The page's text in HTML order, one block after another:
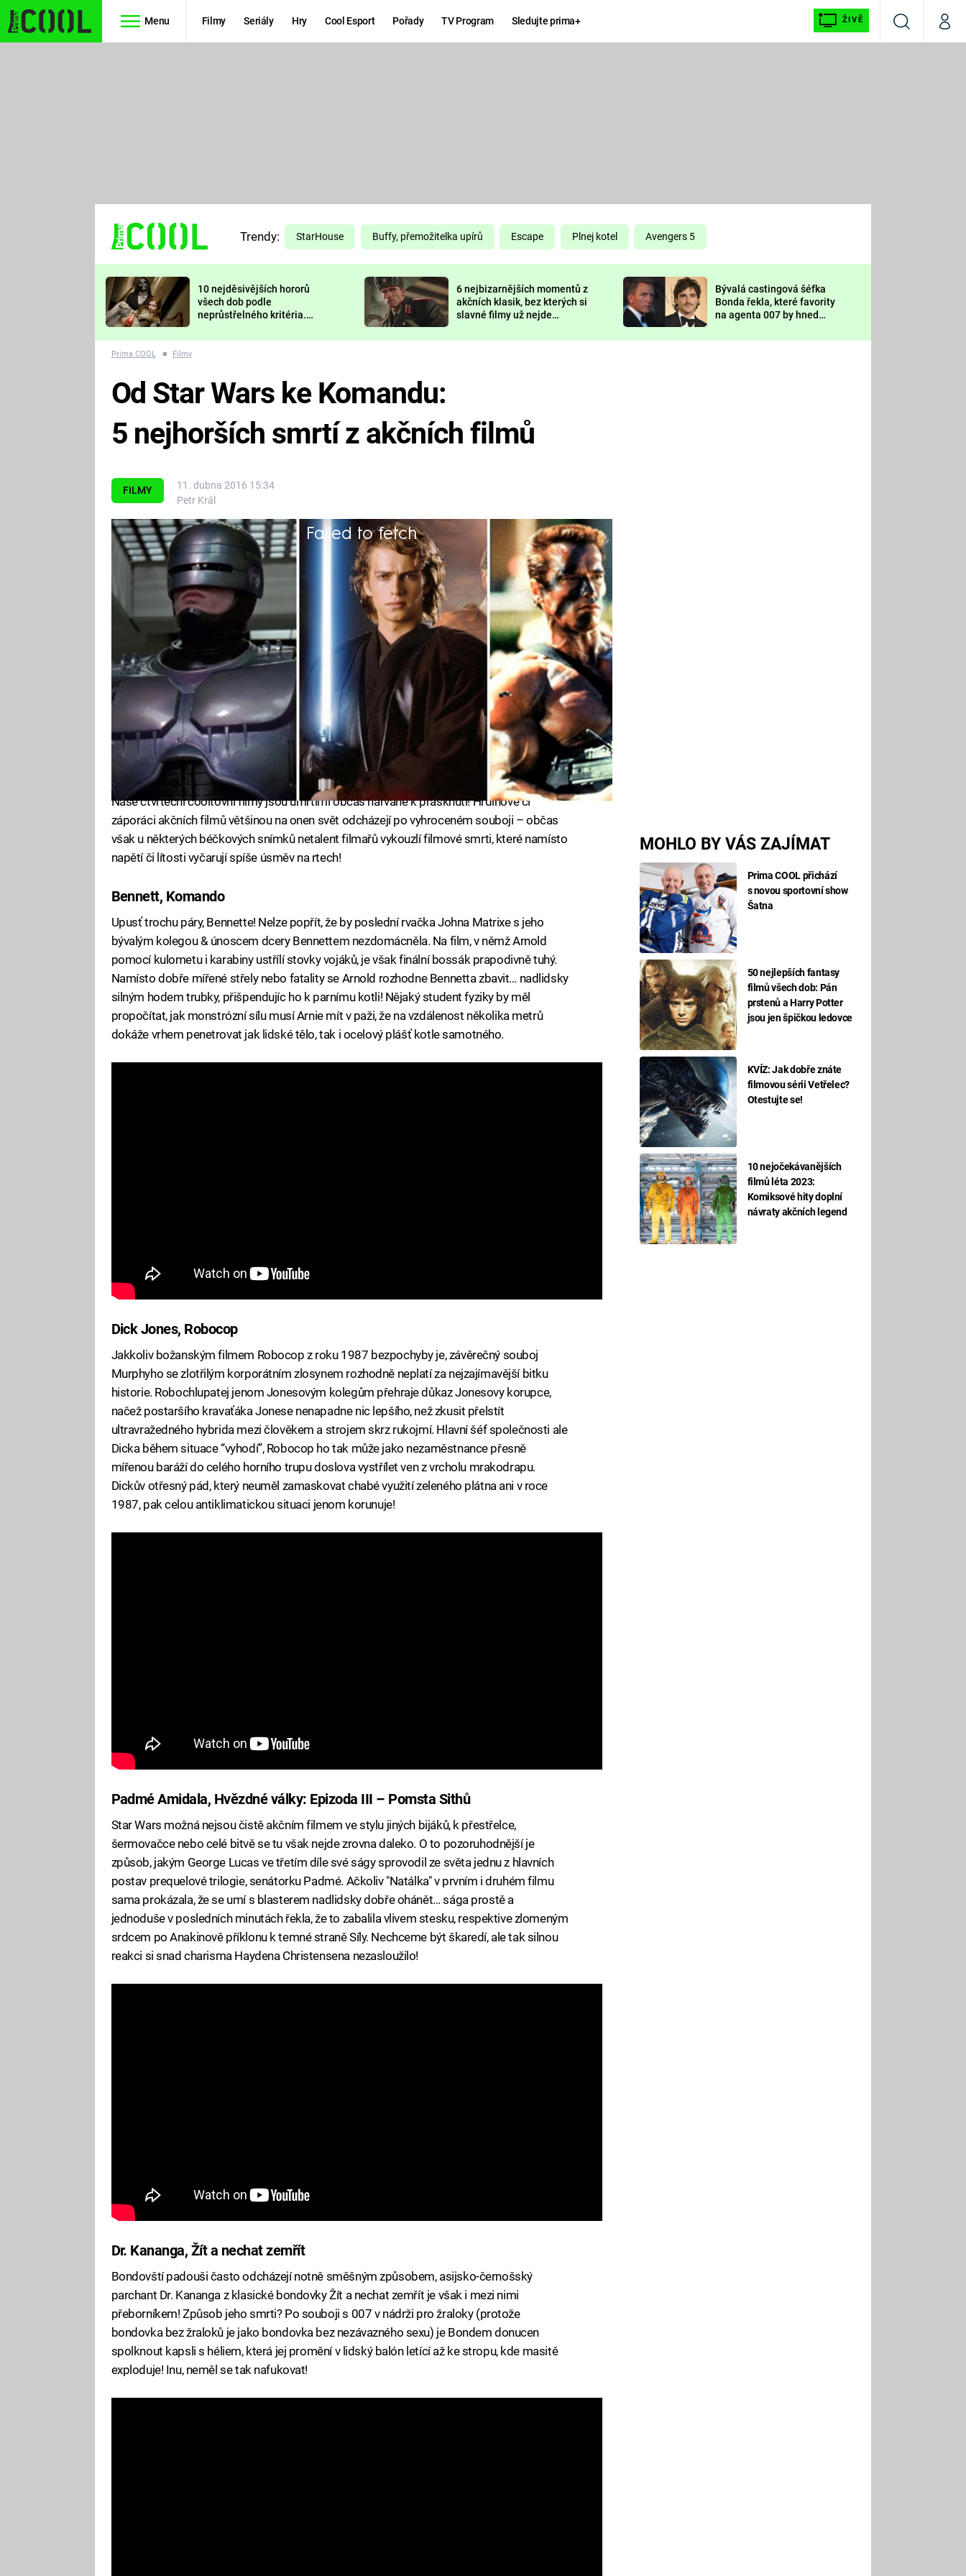
Menu Filmy Seriály Hry Cool Esport Pořady TV Program Sledujte prima+ ŽIVĚ
VyhledáváníMůj
TŘESKU
FUTURAMA
PREDÁTOR
DELIVERANCE
KOMEDIE
CHUCK
NORRIS
DEADPOOL
Prima LAJK
Sledujte nás
Trendy: StarHouse Buffy, přemožitelka upírů Escape Plnej kotel Avengers 5
10 nejděsivějších hororů
všech dob podle
neprůstřelného kritéria.
nejvíc zvednou tep?
6 nejbizarnějších momentů z
akčních klasik, bez kterých si
slavné filmy už nejde
Bývalá castingová šéfka
Bonda řekla, které favority
na agenta 007 by hned
Prima COOL ■ Filmy
FILMY
11. dubna 2016 15:34
Petr Král
MOHLO BY VÁS ZAJÍMAT
Prima COOL přichází
s novou sportovní show
Šatna
50 nejlepších fantasy
filmů všech dob: Pán
prstenů a Harry Potter
jsou jen špičkou ledovce
KVÍZ: Jak dobře znáte
filmovou sérii Vetřelec?
Otestujte se!
10 nejočekávanějších
filmů léta 2023:
Komiksové hity doplní
návraty akčních legend
Od Star Wars ke Komandu:
5 nejhorších smrtí z akčních filmů
Failed to fetch
I odejít se musí se ctí!
Naše čtvrteční cooltovní filmy jsou úmrtími občas narvané k prasknutí! Hrdinové či
záporáci akčních filmů většinou na onen svět odcházejí po vyhroceném souboji – občas
však u některých béčkových snímků netalent filmařů vykouzlí filmové smrti, které namísto
napětí či lítosti vyčarují spíše úsměv na rtech!
Bennett, Komando
Upusť trochu páry, Bennette! Nelze popřít, že by poslední rvačka Johna Matrixe s jeho
bývalým kolegou & únoscem dcery Bennettem nezdomácněla. Na film, v němž Arnold
pomocí kulometu i karabiny ustřílí stovky vojáků, je však finální bossák prapodivně tuhý.
Namísto dobře mířené střely nebo fatality se Arnold rozhodne Bennetta zbavit… nadlidsky
silným hodem trubky, přišpendujíc ho k parnímu kotli! Nějaký student fyziky by měl
propočítat, jak monstrózní sílu musí Arnie mít v paži, že na vzdálenost několika metrů
dokáže vrhem penetrovat jak lidské tělo, tak i ocelový plášť kotle samotného.
Dick Jones, Robocop
Jakkoliv božanským filmem Robocop z roku 1987 bezpochyby je, závěrečný souboj
Murphyho se zlotřilým korporátním zlosynem rozhodně neplatí za nejzajímavější bitku
historie. Robochlupatej jenom Jonesovým kolegům přehraje důkaz Jonesovy korupce,
načež postaršího kravaťáka Jonese nenapadne nic lepšího, než zkusit přelstít
ultravražedného hybrida mezi člověkem a strojem skrz rukojmí. Hlavní šéf společnosti ale
Dicka během situace “vyhodí”, Robocop ho tak může jako nezaměstnance přesně
mířenou baráží do celého horního trupu doslova vystřílet ven z vrcholu mrakodrapu.
Dickův otřesný pád, který neuměl zamaskovat chabé využití zeleného plátna ani v roce
1987, pak celou antiklimatickou situaci jenom korunuje!
Padmé Amidala, Hvězdné války: Epizoda III – Pomsta Sithů
Star Wars možná nejsou čistě akčním filmem ve stylu jiných bijáků, k přestřelce,
šermovačce nebo celé bitvě se tu však nejde zrovna daleko. O to pozoruhodnější je
způsob, jakým George Lucas ve třetím díle své ságy sprovodil ze světa jednu z hlavních
postav prequelové trilogie, senátorku Padmé. Ačkoliv "Natálka" v prvním i druhém filmu
sama prokázala, že se umí s blasterem nadlidsky dobře ohánět… sága prostě a
jednoduše v posledních minutách řekla, že to zabalila vlivem stesku, respektive zlomeným
srdcem po Anakinově příklonu k temné straně Síly. Nechceme být škaredí, ale tak silnou
reakci si snad charisma Haydena Christensena nezasloužilo!
Dr. Kananga, Žít a nechat zemřít
Bondovští padouši často odcházejí notně směšným způsobem, asijsko-černošský
parchant Dr. Kananga z klasické bondovky Žít a nechat zemřít je však i mezi nimi
přeborníkem! Způsob jeho smrti? Po souboji s 007 v nádrži pro žraloky (protože
bondovka bez žraloků je jako bondovka bez nezávazného sexu) je Bondem donucen
spolknout kapsli s héliem, která jej promění v lidský balón letící až ke stropu, kde masitě
exploduje! Inu, neměl se tak nafukovat!